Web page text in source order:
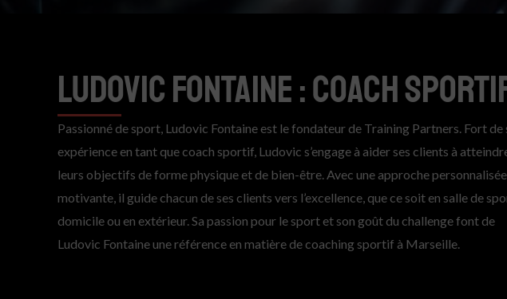
LUDOVIC FONTAINE : COACH
Passionné de sport, Ludovic Fontaine est le fondateur de Training Partners. Fort de
expérience en tant que coach sportif, Ludovic s’engage à aider ses clients à
leurs objectifs de forme physique et de bien-être. Avec une approche
motivante, il guide chacun de ses clients vers l’excellence, que ce soit en salle de
domicile ou en extérieur. Sa passion pour le sport et son goût du challenge font de
Ludovic Fontaine une référence en matière de coaching sportif à Marseille.